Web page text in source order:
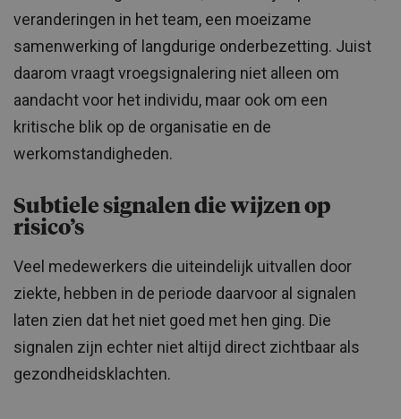
veranderingen in het team, een moeizame
samenwerking of langdurige onderbezetting. Juist
daarom vraagt vroegsignalering niet alleen om
aandacht voor het individu, maar ook om een
kritische blik op de organisatie en de
werkomstandigheden.
Subtiele signalen die wijzen op
risico’s
Veel medewerkers die uiteindelijk uitvallen door
ziekte, hebben in de periode daarvoor al signalen
laten zien dat het niet goed met hen ging. Die
signalen zijn echter niet altijd direct zichtbaar als
gezondheidsklachten.